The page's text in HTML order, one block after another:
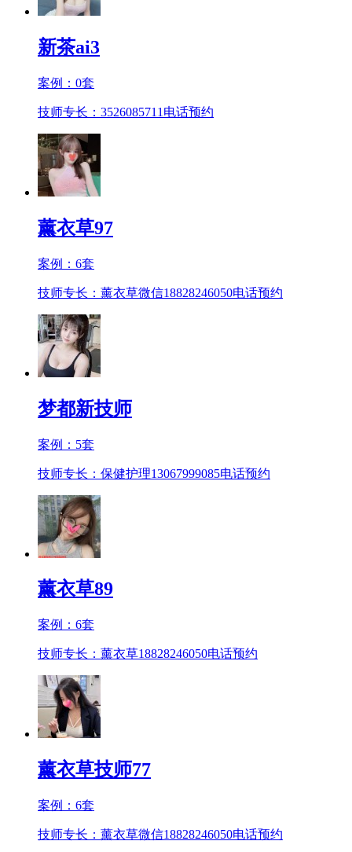
新茶ai3
案例： 0套
技师专长：3526085711 电话预约
薰衣草97
案例： 6套
技师专长：薰衣草微信18828246050电话预约
梦都新技师
案例： 5套
技师专长：保健护理13067999085电话预约
薰衣草89
案例： 6套
技师专长：薰衣草18828246050电话预约
薰衣草技师77
案例： 6套
技师专长：薰衣草微信18828246050电话预约